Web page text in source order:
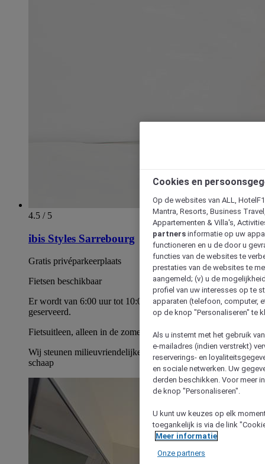
4.5 / 5
ibis Styles Sarrebourg
Gratis privéparkeerplaats
Fietsen beschikbaar
Er wordt van 6:00 uur tot 10:00 uur een ontbijtbuffet
geserveerd.
Fietsuitleen, alleen in de zomer
Wij steunen milieuvriendelijke begrazing met ons Ouessant
schaap
Cookies en
Op de websites van ALL,
Mantra, Resorts, Business
Appartementen & Villa's,
partners informatie op uw
functioneren en u de door u
functies van de websites te
prestaties van de websites te
aangemeld; (v) u de
profiel van uw interesses op te
apparaten (telefoon, computer,
op de knop "Personaliseren" te
Als u instemt met het gebruik
e-mailadres (indien verstrekt)
reserverings- en
en sociale netwerken. Uw
derden beschikken. Voor meer
de knop "Personaliseren".
U kunt uw keuzes op elk
toegankelijk is via de link
Meer informatie
Onze partners